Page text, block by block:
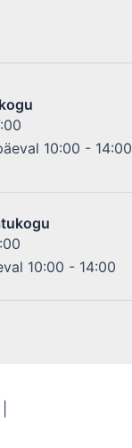
10:00 - 14:00
10:00 - 14:00